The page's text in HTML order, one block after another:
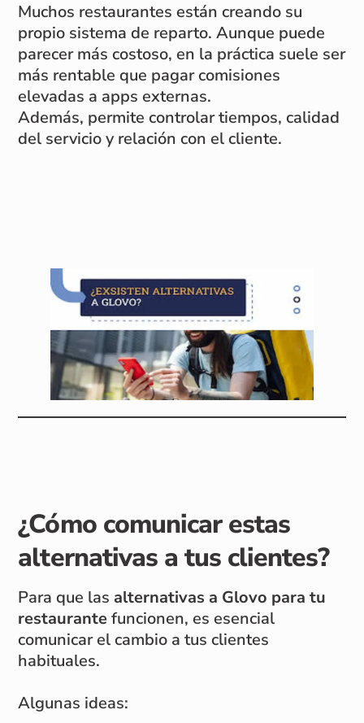
Muchos restaurantes están creando su
propio sistema de reparto. Aunque puede
parecer más costoso, en la práctica suele ser
más rentable que pagar comisiones
elevadas a apps externas.
Además, permite controlar tiempos, calidad
del servicio y relación con el cliente.
¿Cómo comunicar estas
alternativas a tus clientes?
Para que las alternativas a Glovo para tu
restaurante funcionen, es esencial
comunicar el cambio a tus clientes
habituales.
Algunas ideas: